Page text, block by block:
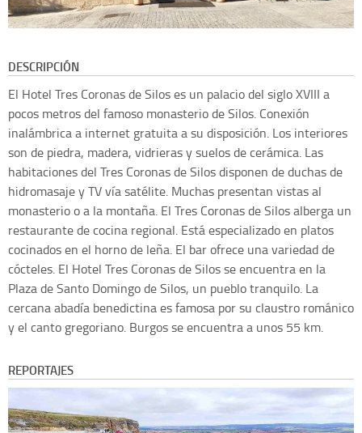
DESCRIPCIÓN
El Hotel Tres Coronas de Silos es un palacio del siglo XVIII a
pocos metros del famoso monasterio de Silos. Conexión
inalámbrica a internet gratuita a su disposición. Los interiores
son de piedra, madera, vidrieras y suelos de cerámica. Las
habitaciones del Tres Coronas de Silos disponen de duchas de
hidromasaje y TV vía satélite. Muchas presentan vistas al
monasterio o a la montaña. El Tres Coronas de Silos alberga un
restaurante de cocina regional. Está especializado en platos
cocinados en el horno de leña. El bar ofrece una variedad de
cócteles. El Hotel Tres Coronas de Silos se encuentra en la
Plaza de Santo Domingo de Silos, un pueblo tranquilo. La
cercana abadía benedictina es famosa por su claustro románico
y el canto gregoriano. Burgos se encuentra a unos 55 km.
REPORTAJES